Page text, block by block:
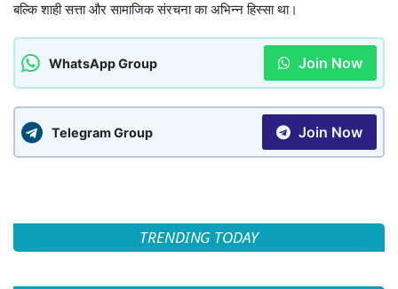
बल्कि शाही सत्ता और सामाजिक संरचना का अभिन्न हिस्सा था।
WhatsApp Group Join Now
Telegram Group Join Now
TRENDING TODAY